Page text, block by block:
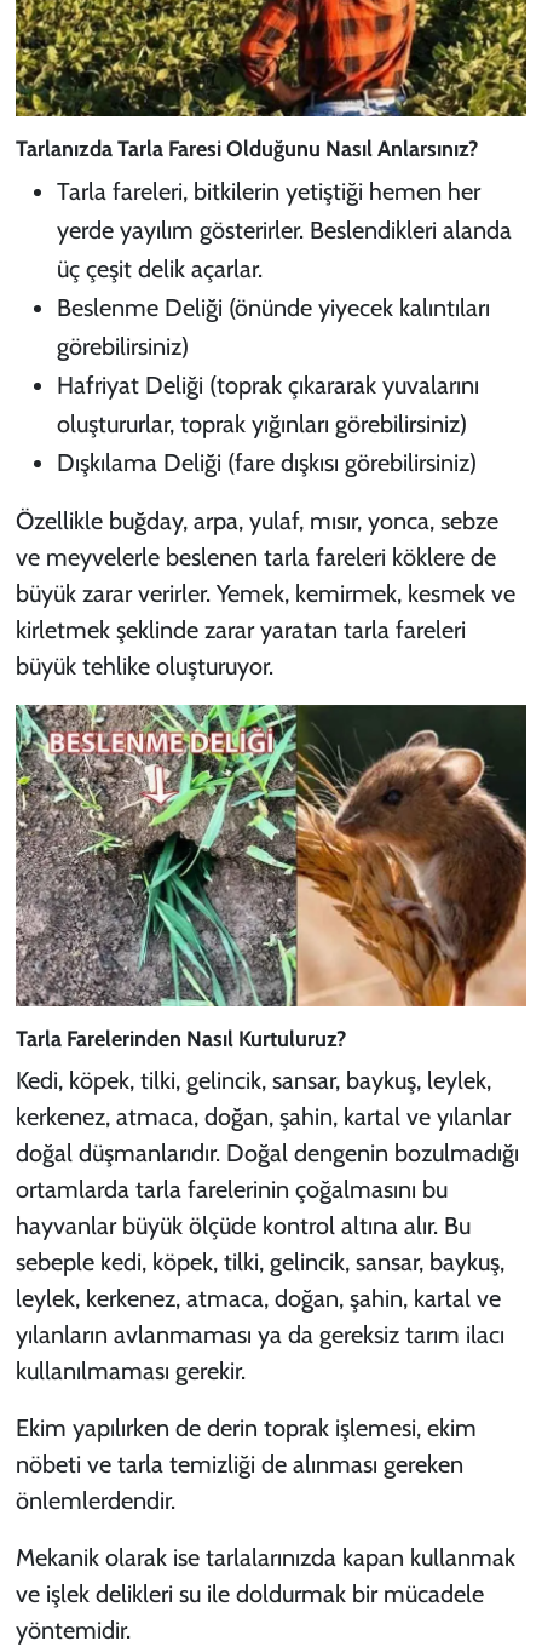
Tarlanızda Tarla Faresi Olduğunu Nasıl Anlarsınız?
Tarla fareleri, bitkilerin yetiştiği hemen her
yerde yayılım gösterirler. Beslendikleri alanda
üç çeşit delik açarlar.
Beslenme Deliği (önünde yiyecek kalıntıları
görebilirsiniz)
Hafriyat Deliği (toprak çıkararak yuvalarını
oluştururlar, toprak yığınları görebilirsiniz)
Dışkılama Deliği (fare dışkısı görebilirsiniz)
Özellikle buğday, arpa, yulaf, mısır, yonca, sebze
ve meyvelerle beslenen tarla fareleri köklere de
büyük zarar verirler. Yemek, kemirmek, kesmek ve
kirletmek şeklinde zarar yaratan tarla fareleri
büyük tehlike oluşturuyor.
Tarla Farelerinden Nasıl Kurtuluruz?
Kedi, köpek, tilki, gelincik, sansar, baykuş, leylek,
kerkenez, atmaca, doğan, şahin, kartal ve yılanlar
doğal düşmanlarıdır. Doğal dengenin bozulmadığı
ortamlarda tarla farelerinin çoğalmasını bu
hayvanlar büyük ölçüde kontrol altına alır. Bu
sebeple kedi, köpek, tilki, gelincik, sansar, baykuş,
leylek, kerkenez, atmaca, doğan, şahin, kartal ve
yılanların avlanmaması ya da gereksiz tarım ilacı
kullanılmaması gerekir.
Ekim yapılırken de derin toprak işlemesi, ekim
nöbeti ve tarla temizliği de alınması gereken
önlemlerdendir.
Mekanik olarak ise tarlalarınızda kapan kullanmak
ve işlek delikleri su ile doldurmak bir mücadele
yöntemidir.